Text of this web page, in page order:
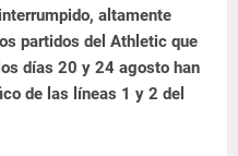
altamente
partidos del Athletic que
días 20 y 24 agosto han
de las líneas 1 y 2 del